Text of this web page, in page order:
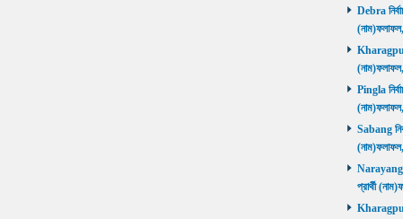
Debra
Kharagpur
Pingla
Sabang
প্রার্থী
Kharagpur